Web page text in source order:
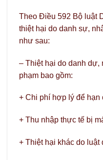
Theo Điều 592 Bộ luật
thiệt hại do danh sự,
như sau:
– Thiệt hại do danh dự,
phạm bao gồm:
+ Chi phí hợp lý để hạn
+ Thu nhập thực tế bị
+ Thiệt hại khác do luật